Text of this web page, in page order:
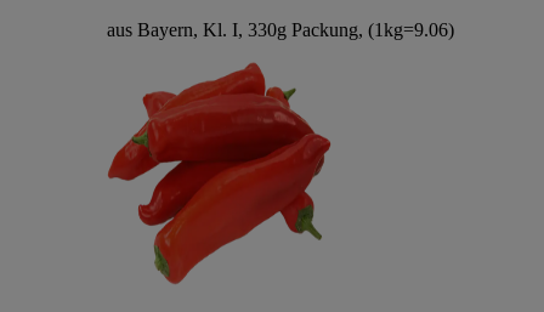
aus Bayern, Kl. I, 330g Packung, (1kg=9.06)